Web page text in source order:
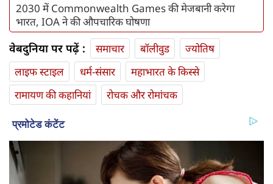
2030 में Commonwealth Games की मेजबानी करेगा
भारत, IOA ने की औपचारिक घोषणा
वेबदुनिया पर पढ़ें : समाचार बॉलीवुड
ज्योतिष
लाइफ स्‍टाइल
धर्म-संसार
महाभारत के किस्से
रामायण की कहानियां
रोचक और रोमांचक